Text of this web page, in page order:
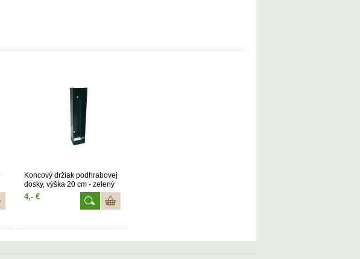
Koncový držiak podhrabovej
dosky, výška 20 cm - zelený
4,- €